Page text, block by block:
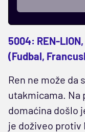
5004: REN-LION,
(Fudbal,
Ren ne može da
utakmicama. Na
domaćina došlo
je doživeo protiv